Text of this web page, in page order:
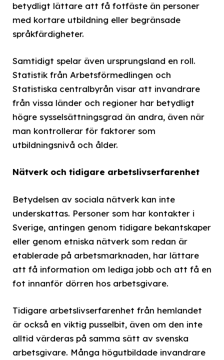
betydligt lättare att få fotfäste än personer
med kortare utbildning eller begränsade
språkfärdigheter.
Samtidigt spelar även ursprungsland en roll.
Statistik från Arbetsförmedlingen och
Statistiska centralbyrån visar att invandrare
från vissa länder och regioner har betydligt
högre sysselsättningsgrad än andra, även när
man kontrollerar för faktorer som
utbildningsnivå och ålder.
Nätverk och tidigare arbetslivserfarenhet
Betydelsen av sociala nätverk kan inte
underskattas. Personer som har kontakter i
Sverige, antingen genom tidigare bekantskaper
eller genom etniska nätverk som redan är
etablerade på arbetsmarknaden, har lättare
att få information om lediga jobb och att få en
fot innanför dörren hos arbetsgivare.
Tidigare arbetslivserfarenhet från hemlandet
är också en viktig pusselbit, även om den inte
alltid värderas på samma sätt av svenska
arbetsgivare. Många högutbildade invandrare